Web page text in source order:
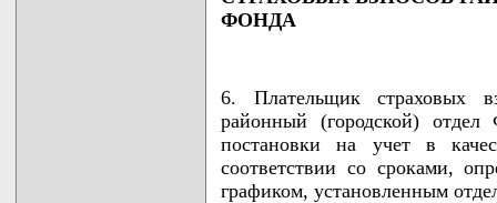
ФОНДА
6. Плательщик страховых
районный (городской)
постановки на учет в
соответствии со сроками,
графиком, установленным